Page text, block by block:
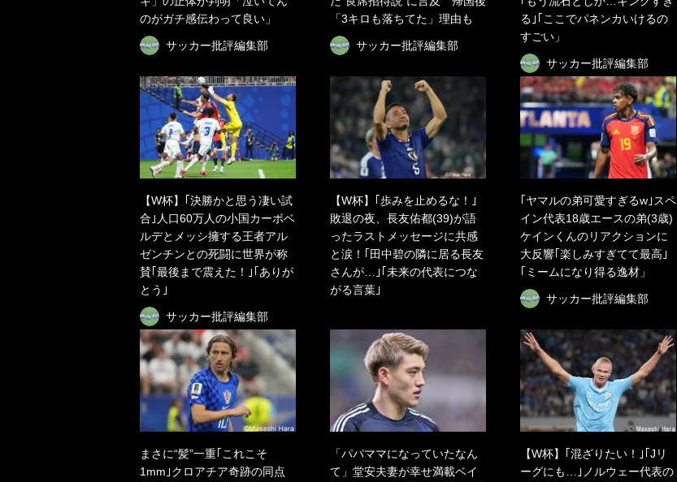
のがガチ感伝わって良い」
サッカー批評編集部
「3キロも落ちてた」理由も
サッカー批評編集部
る｣｢ここでパネンカいけるの
すごい」
サッカー批評編集部
【W杯】｢決勝かと思う凄い試
合｣人口60万人の小国カーボベ
ルデとメッシ擁する王者アル
ゼンチンとの死闘に世界が称
賛｢最後まで震えた！｣｢ありが
とう｣
サッカー批評編集部
【W杯】｢歩みを止めるな！｣
敗退の夜、長友佑都(39)が語
ったラストメッセージに共感
と涙！｢田中碧の隣に居る長友
さんが…｣｢未来の代表につな
がる言葉｣
｢ヤマルの弟可愛すぎるw｣スペ
イン代表18歳エースの弟(3歳)
ケインくんのリアクションに
大反響｢楽しみすぎてて最高｣
｢ミームになり得る逸材」
サッカー批評編集部
まさに“髪”一重｢これこそ
1mm｣クロアチア奇跡の同点
「パパママになっていたなん
て」堂安夫妻が幸せ満載ベイ
【W杯】｢混ざりたい！｣｢Jリ
ーグにも…｣ノルウェー代表の